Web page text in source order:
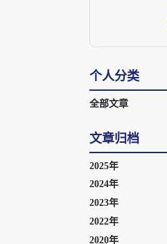
个人分类
全部文章
文章归档
2025年
2024年
2023年
2022年
2020年